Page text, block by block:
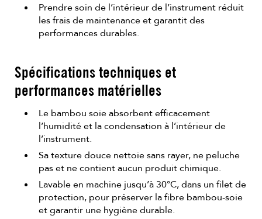
Prendre soin de l’intérieur de l’instrument réduit
les frais de maintenance et garantit des
performances durables.
Spécifications techniques et
performances matérielles
Le bambou soie absorbent efficacement
l’humidité et la condensation à l’intérieur de
l’instrument.
Sa texture douce nettoie sans rayer, ne peluche
pas et ne contient aucun produit chimique.
Lavable en machine jusqu’à 30°C, dans un filet de
protection, pour préserver la fibre bambou-soie
et garantir une hygiène durable.